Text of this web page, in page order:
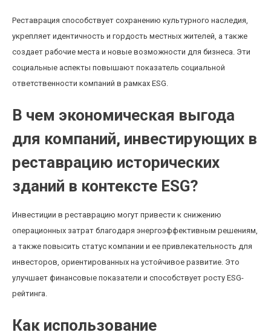
Реставрация способствует сохранению культурного наследия,
укрепляет идентичность и гордость местных жителей, а также
создает рабочие места и новые возможности для бизнеса. Эти
социальные аспекты повышают показатель социальной
ответственности компаний в рамках ESG.
В чем экономическая выгода
для компаний, инвестирующих в
реставрацию исторических
зданий в контексте ESG?
Инвестиции в реставрацию могут привести к снижению
операционных затрат благодаря энергоэффективным решениям,
а также повысить статус компании и ее привлекательность для
инвесторов, ориентированных на устойчивое развитие. Это
улучшает финансовые показатели и способствует росту ESG-
рейтинга.
Как использование